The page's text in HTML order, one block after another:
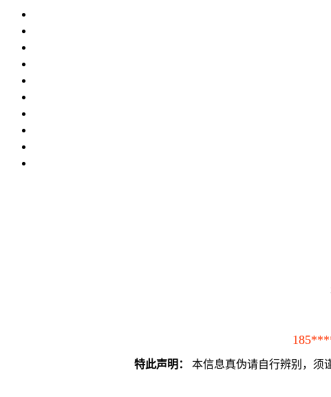
特此声明： 本信息真伪请自行辨别，须